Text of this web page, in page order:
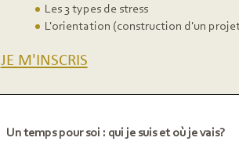
Les 3 types de stress
L'orientation (construction d'un
JE M'INSCRIS
Un temps pour soi : qui je suis et où je vais?